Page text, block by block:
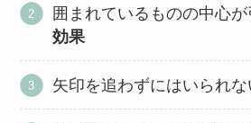
囲まれているものの中心
効果
矢印を追わずにはいられな